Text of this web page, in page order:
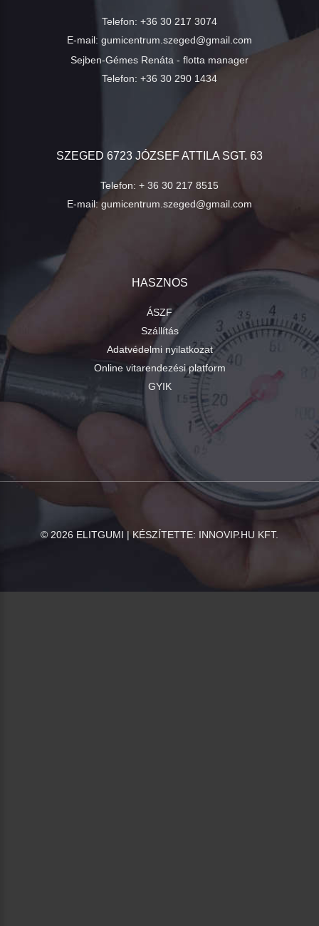
Telefon: +36 30 217 3074
E-mail: gumicentrum.szeged@gmail.com
Sejben-Gémes Renáta - flotta manager
Telefon: +36 30 290 1434
SZEGED 6723 JÓZSEF ATTILA SGT. 63
Telefon: + 36 30 217 8515
E-mail:gumicentrum.szeged@gmail.com
HASZNOS
ÁSZF
Szállítás
Adatvédelmi nyilatkozat
Online vitarendezési platform
GYIK
© 2026 ELITGUMI | KÉSZÍTETTE: INNOVIP.HU KFT.